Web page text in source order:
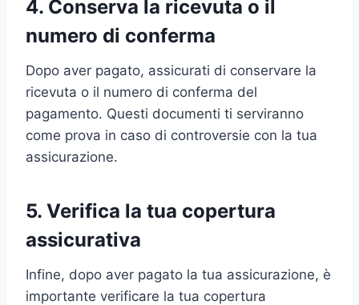
4. Conserva la ricevuta o il
numero di conferma
Dopo aver pagato, assicurati di conservare la
ricevuta o il numero di conferma del
pagamento. Questi documenti ti serviranno
come prova in caso di controversie con la tua
assicurazione.
5. Verifica la tua copertura
assicurativa
Infine, dopo aver pagato la tua assicurazione, è
importante verificare la tua copertura